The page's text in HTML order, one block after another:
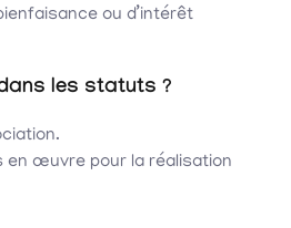
ou d’intérêt
les statuts ?
en œuvre pour la réalisation